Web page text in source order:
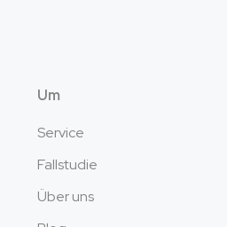
Um
Service
Fallstudie
Über uns